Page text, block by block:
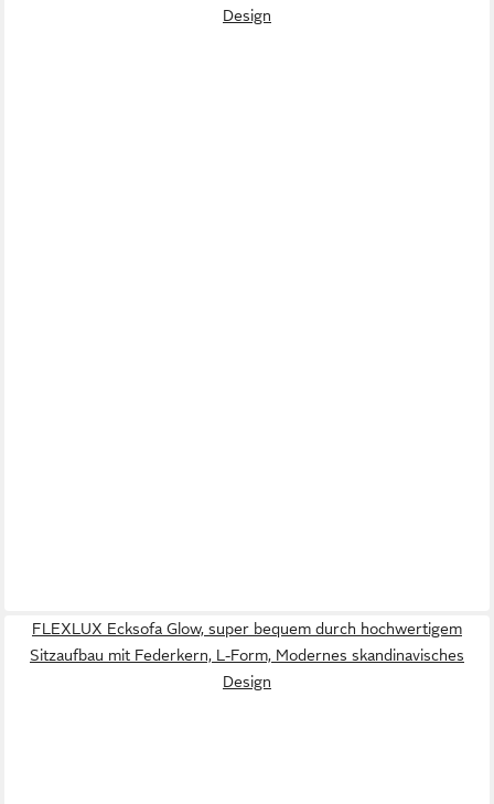
Design
FLEXLUX Ecksofa Glow, super bequem durch hochwertigem
Sitzaufbau mit Federkern, L-Form, Modernes skandinavisches
Design